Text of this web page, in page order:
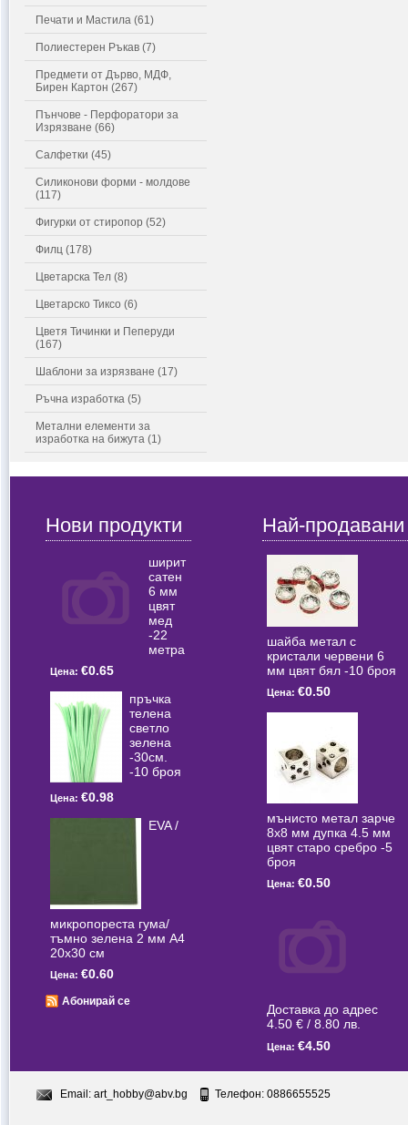
Печати и Мастила (61)
Полиестерен Ръкав (7)
Предмети от Дърво, МДФ,
Бирен Картон (267)
Пънчове - Перфоратори за
Изрязване (66)
Салфетки (45)
Силиконови форми - молдове
(117)
Фигурки от стиропор (52)
Филц (178)
Цветарска Тел (8)
Цветарско Тиксо (6)
Цветя Тичинки и Пеперуди
(167)
Шаблони за изрязване (17)
Ръчна изработка (5)
Метални елементи за
изработка на бижута (1)
Нови продукти
ширит
сатен
6 мм
цвят
мед
-22
метра
Цена: €0.65
пръчка
телена
светлo
зелена
-30см.
-10 броя
Цена: €0.98
EVA /
микропореста гума/
тъмно зелена 2 мм А4
20x30 см
Цена: €0.60
Абонирай се
Най-продавани
шайба метал с
кристали червени 6
мм цвят бял -10 броя
Цена: €0.50
мънисто метал зарче
8x8 мм дупка 4.5 мм
цвят старо сребро -5
броя
Цена: €0.50
Доставка до адрес
4.50 € / 8.80 лв.
Цена: €4.50
Email: art_hobby@abv.bg Телефон: 0886655525